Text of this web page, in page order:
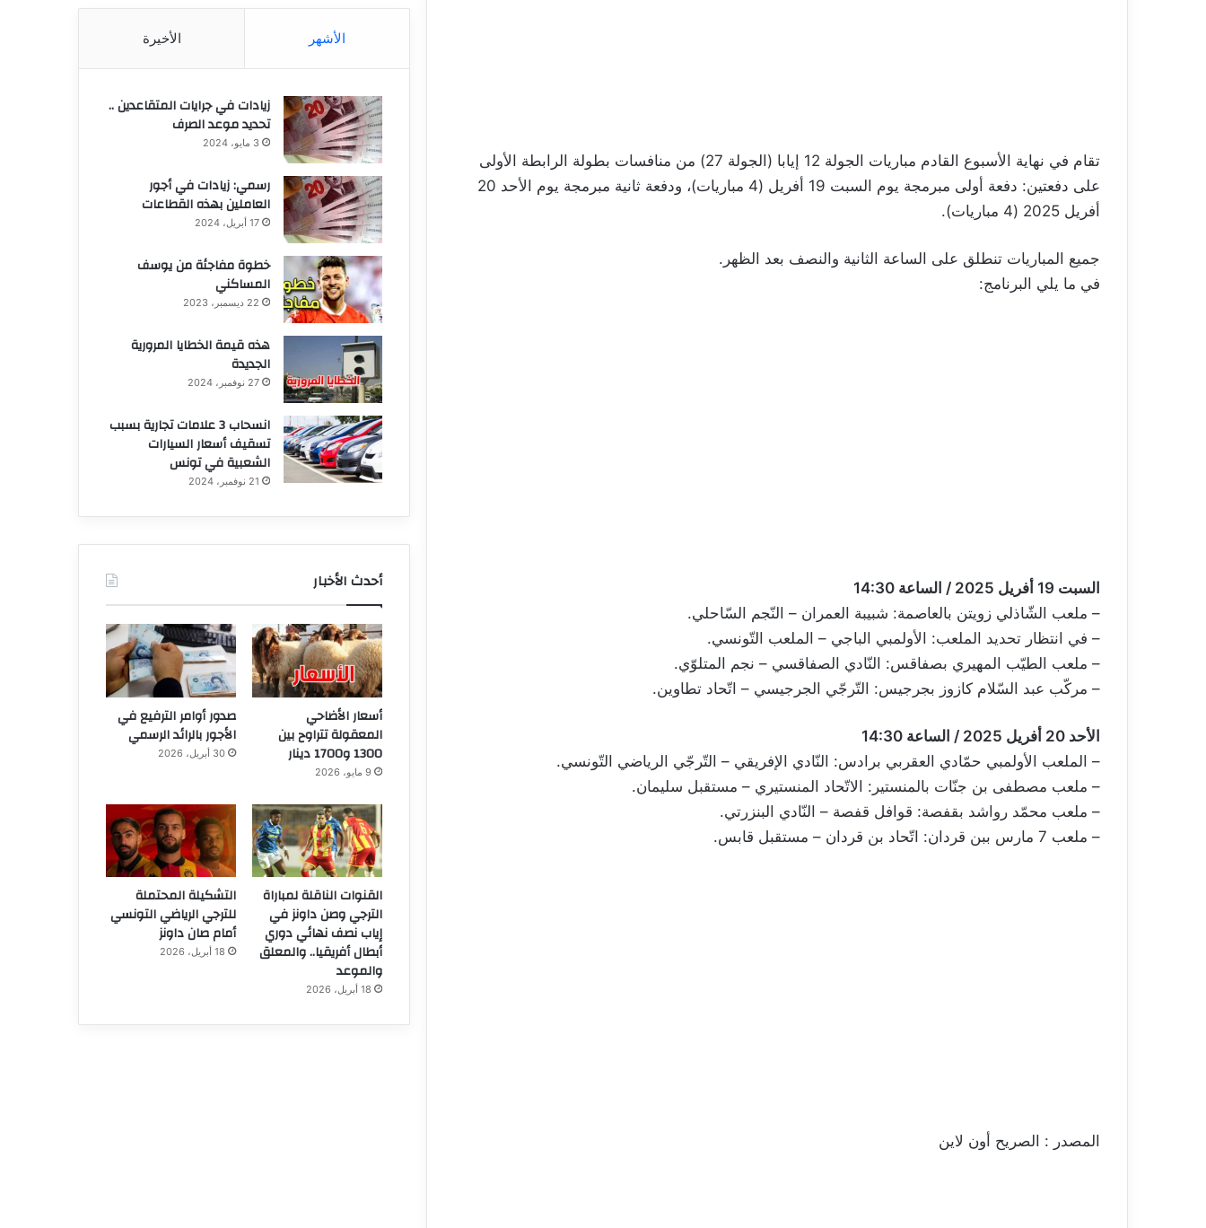
تقام في نهاية الأسبوع القادم مباريات الجولة 12 إيابا (الجولة 27) من منافسات بطولة الرابطة الأولى
على دفعتين: دفعة أولى مبرمجة يوم السبت 19 أفريل (4 مباريات)، ودفعة ثانية مبرمجة يوم الأحد 20
أفريل 2025 (4 مباريات).
جميع المباريات تنطلق على الساعة الثانية والنصف بعد الظهر.
في ما يلي البرنامج:
السبت 19 أفريل 2025 / الساعة 14:30
– ملعب الشّاذلي زويتن بالعاصمة: شبيبة العمران – النّجم السّاحلي.
– في انتظار تحديد الملعب: الأولمبي الباجي – الملعب التّونسي.
– ملعب الطيّب المهيري بصفاقس: النّادي الصفاقسي – نجم المتلوّي.
– مركّب عبد السّلام كازوز بجرجيس: التّرجّي الجرجيسي – اتّحاد تطاوين.
الأحد 20 أفريل 2025 / الساعة 14:30
– الملعب الأولمبي حمّادي العقربي برادس: النّادي الإفريقي – التّرجّي الرياضي التّونسي.
– ملعب مصطفى بن جنّات بالمنستير: الاتّحاد المنستيري – مستقبل سليمان.
– ملعب محمّد رواشد بقفصة: قوافل قفصة – النّادي البنزرتي.
– ملعب 7 مارس ببن قردان: اتّحاد بن قردان – مستقبل قابس.
المصدر : الصريح أون لاين
الأشهر الأخيرة
زيادات في جرايات المتقاعدين ..
تحديد موعد الصرف
3 مايو، 2024
رسمي: زيادات في أجور
العاملين بهذه القطاعات
17 أبريل، 2024
خطوة مفاجئة من يوسف
المساكني
22 ديسمبر، 2023
هذه قيمة الخطايا المرورية
الجديدة
27 نوفمبر، 2024
انسحاب 3 علامات تجارية بسبب
تسقيف أسعار السيارات
الشعبية في تونس
21 نوفمبر، 2024
أحدث الأخبار
أسعار الأضاحي
المعقولة تتراوح بين
1300 و1700 دينار
9 مايو، 2026
صدور أوامر الترفيع في
الأجور بالرائد الرسمي
30 أبريل، 2026
القنوات الناقلة لمباراة
الترجي وصن داونز في
إياب نصف نهائي دوري
أبطال أفريقيا.. والمعلق
والموعد
18 أبريل، 2026
التشكيلة المحتملة
للترجي الرياضي التونسي
أمام صان داونز
18 أبريل، 2026